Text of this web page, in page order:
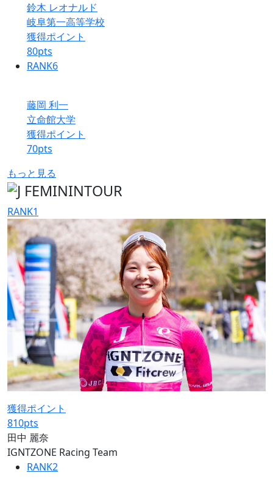
鈴木 レオナルド
岐阜第一高等学校
獲得ポイント
80pts
RANK6
藤岡 利一
立命館大学
獲得ポイント
70pts
もっと見る
RANK1
獲得ポイント
810pts
田中 麗奈
IGNTZONE Racing Team
RANK2